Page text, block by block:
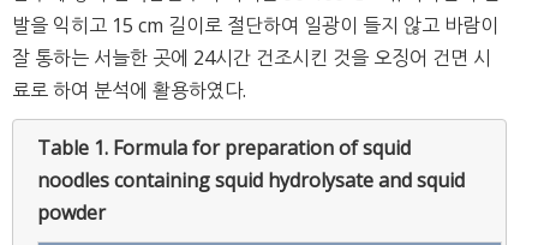
발을 익히고 15 cm 길이로 절단하여 일광이 들지 않고 바람이
잘 통하는 서늘한 곳에 24시간 건조시킨 것을 오징어 건면 시
료로 하여 분석에 활용하였다.
Table 1. Formula for preparation of squid
noodles containing squid hydrolysate and squid
powder